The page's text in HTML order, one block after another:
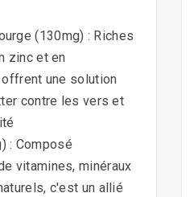
(130mg) : Riches
zinc et en
une solution
contre les vers et
: Composé
vitamines, minéraux
c'est un allié